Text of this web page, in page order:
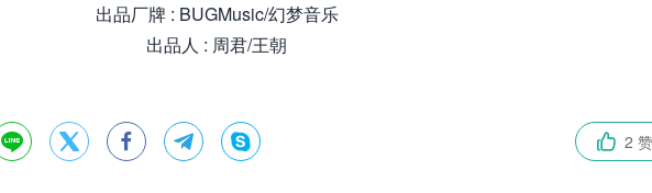
出品厂牌 : BUGMusic/幻梦音乐
出品人 : 周君/王朝
      2 赞